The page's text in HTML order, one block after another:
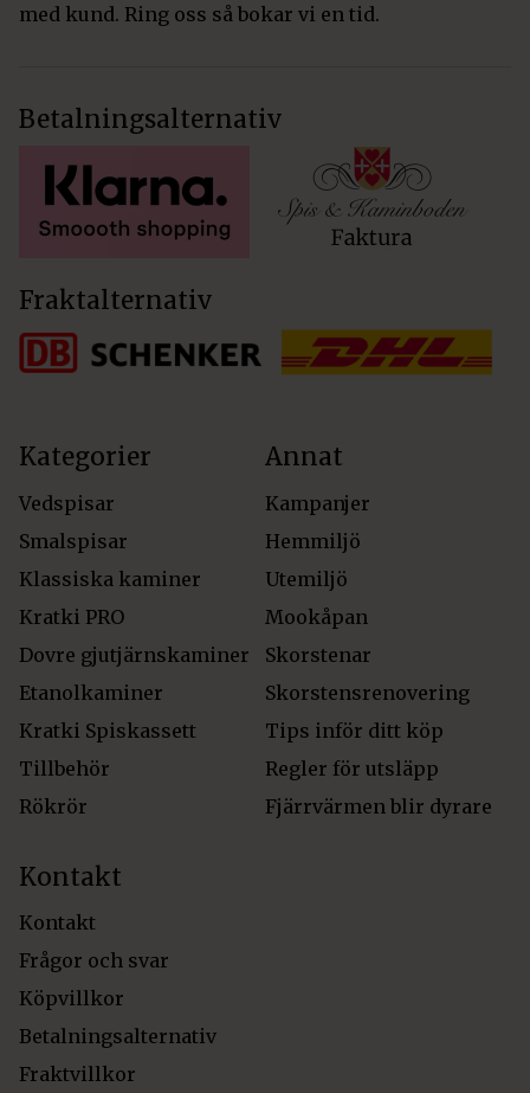
med kund. Ring oss så bokar vi en tid.
Betalningsalternativ
Fraktalternativ
Kategorier
Vedspisar
Smalspisar
Klassiska kaminer
Kratki PRO
Dovre gjutjärnskaminer
Etanolkaminer
Kratki Spiskassett
Tillbehör
Rökrör
Annat
Kampanjer
Hemmiljö
Utemiljö
Mookåpan
Skorstenar
Skorstensrenovering
Tips inför ditt köp
Regler för utsläpp
Fjärrvärmen blir dyrare
Kontakt
Kontakt
Frågor och svar
Köpvillkor
Betalningsalternativ
Fraktvillkor